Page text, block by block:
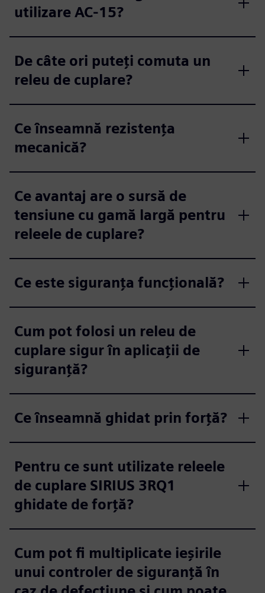
utilizare AC-15?
De câte ori puteți comuta un
releu de cuplare?
Ce înseamnă rezistența
mecanică?
Ce avantaj are o sursă de
tensiune cu gamă largă pentru
releele de cuplare?
Ce este siguranța funcțională?
Cum pot folosi un releu de
cuplare sigur în aplicații de
siguranță?
Ce înseamnă ghidat prin forță?
Pentru ce sunt utilizate releele
de cuplare SIRIUS 3RQ1
ghidate de forță?
Cum pot fi multiplicate ieșirile
unui controler de siguranță în